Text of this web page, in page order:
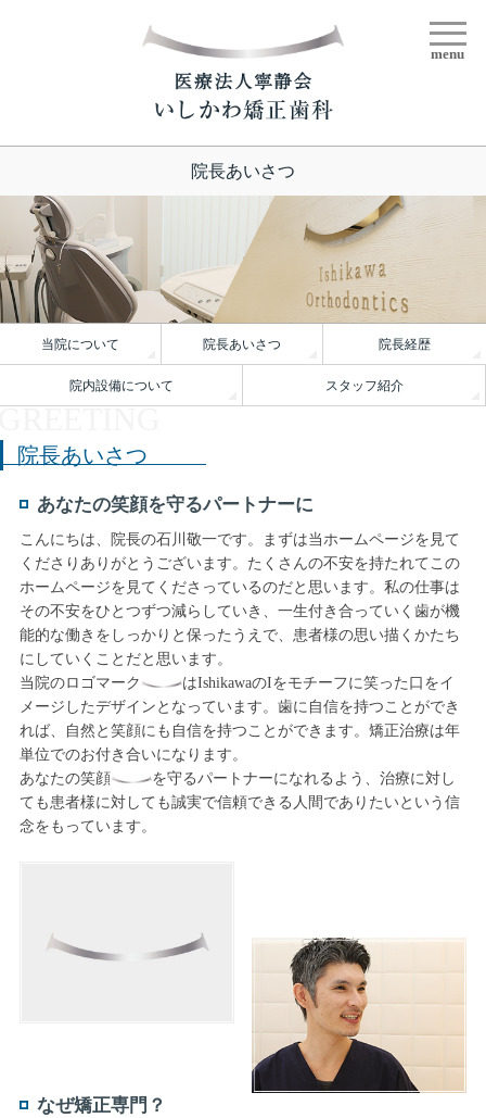
menu
院長あいさつ
当院について 院長あいさつ 院長経歴
院内設備について スタッフ紹介
院長あいさつ
あなたの笑顔を守るパートナーに
こんにちは、院長の石川敬一です。まずは当ホームページを見て
くださりありがとうございます。たくさんの不安を持たれてこの
ホームページを見てくださっているのだと思います。私の仕事は
その不安をひとつずつ減らしていき、一生付き合っていく歯が機
能的な働きをしっかりと保ったうえで、患者様の思い描くかたち
にしていくことだと思います。
当院のロゴマーク
はIshikawaのIをモチーフに笑った口をイ
メージしたデザインとなっています。歯に自信を持つことができ
れば、自然と笑顔にも自信を持つことができます。矯正治療は年
単位でのお付き合いになります。
あなたの笑顔
を守るパートナーになれるよう、治療に対し
ても患者様に対しても誠実で信頼できる人間でありたいという信
念をもっています。
なぜ矯正専門？